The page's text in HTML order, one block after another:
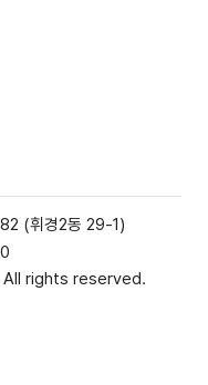
(휘경2동 29-1)
rights reserved.